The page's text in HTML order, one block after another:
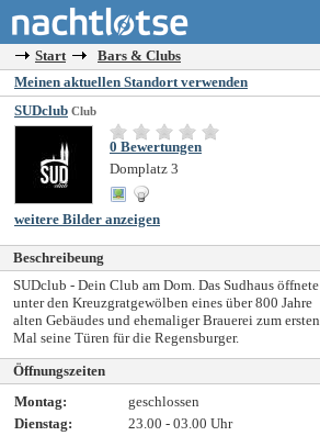
Start
Bars & Clubs
Meinen aktuellen Standort verwenden
SUDclub Club
0 Bewertungen
Domplatz 3
weitere Bilder anzeigen
Beschreibeung
SUDclub - Dein Club am Dom. Das Sudhaus öffnete
unter den Kreuzgratgewölben eines über 800 Jahre
alten Gebäudes und ehemaliger Brauerei zum ersten
Mal seine Türen für die Regensburger.
Öffnungszeiten
Montag:
geschlossen
Dienstag:
23.00 - 03.00 Uhr